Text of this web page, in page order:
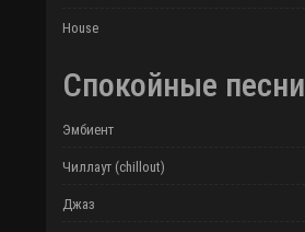
House
Спокойные песни
Эмбиент
Чиллаут (chillout)
Джаз